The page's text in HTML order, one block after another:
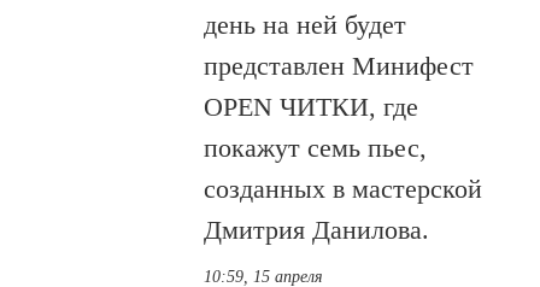
день на ней будет
представлен Минифест
OPEN ЧИТКИ, где
покажут семь пьес,
созданных в мастерской
Дмитрия Данилова.
10:59, 15 апреля